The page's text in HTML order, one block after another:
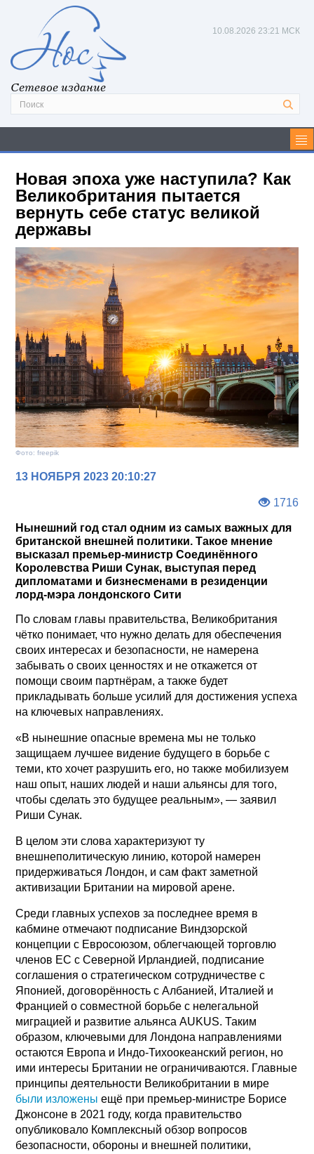
Сетевое издание
10.08.2026 23:21 МСК
Новая эпоха уже наступила? Как
Великобритания пытается
вернуть себе статус великой
державы
Фото: freepik
13 НОЯБРЯ 2023 20:10:27
1716
Нынешний год стал одним из самых важных для
британской внешней политики. Такое мнение
высказал премьер-министр Соединённого
Королевства Риши Сунак, выступая перед
дипломатами и бизнесменами в резиденции
лорд-мэра лондонского Сити
По словам главы правительства, Великобритания
чётко понимает, что нужно делать для обеспечения
своих интересах и безопасности, не намерена
забывать о своих ценностях и не откажется от
помощи своим партнёрам, а также будет
прикладывать больше усилий для достижения успеха
на ключевых направлениях.
«В нынешние опасные времена мы не только
защищаем лучшее видение будущего в борьбе с
теми, кто хочет разрушить его, но также мобилизуем
наш опыт, наших людей и наши альянсы для того,
чтобы сделать это будущее реальным», — заявил
Риши Сунак.
В целом эти слова характеризуют ту
внешнеполитическую линию, которой намерен
придерживаться Лондон, и сам факт заметной
активизации Британии на мировой арене.
Среди главных успехов за последнее время в
кабмине отмечают подписание Виндзорской
концепции с Евросоюзом, облегчающей торговлю
членов ЕС с Северной Ирландией, подписание
соглашения о стратегическом сотрудничестве с
Японией, договорённость с Албанией, Италией и
Францией о совместной борьбе с нелегальной
миграцией и развитие альянса AUKUS. Таким
образом, ключевыми для Лондона направлениями
остаются Европа и Индо-Тихоокеанский регион, но
ими интересы Британии не ограничиваются. Главные
принципы деятельности Великобритании в мире
были изложены ещё при премьер-министре Борисе
Джонсоне в 2021 году, когда правительство
опубликовало Комплексный обзор вопросов
безопасности, обороны и внешней политики,